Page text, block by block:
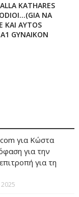
KATHARES
NA
KAI AYTOS
GYNAIKON
για Κώστα
για την
για τη